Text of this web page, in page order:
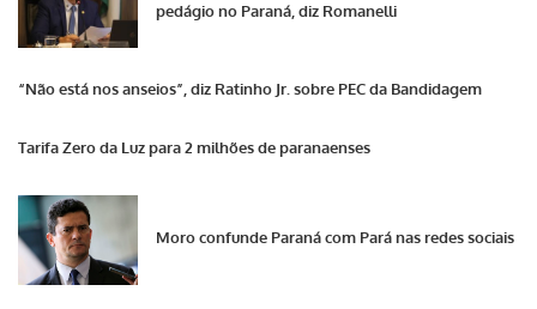
pedágio no Paraná, diz Romanelli
“Não está nos anseios”, diz Ratinho Jr. sobre PEC da Bandidagem
Tarifa Zero da Luz para 2 milhões de paranaenses
Moro confunde Paraná com Pará nas redes sociais